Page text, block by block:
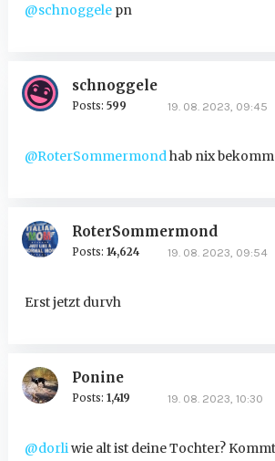
@schnoggelepn
schnoggele
Posts: 599 19. 08. 2023, 09:45
@RoterSommermondhab nix
RoterSommermond
Posts: 14,624 19. 08. 2023, 09:54
Erst jetzt durvh
Ponine
Posts: 1,419 19. 08. 2023, 10:30
@dorliwie alt ist deine Tochter?